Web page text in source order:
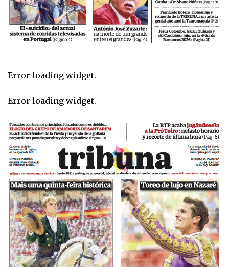
Error loading widget.
Error loading widget.